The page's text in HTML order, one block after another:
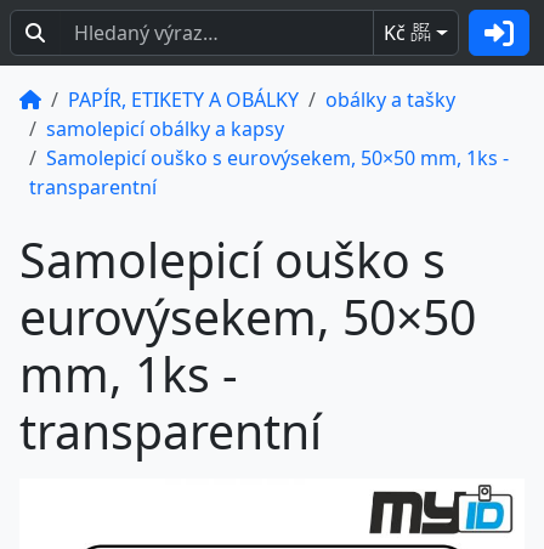
Kč BEZ
DPH
PAPÍR, ETIKETY A OBÁLKY
obálky a tašky
samolepicí obálky a kapsy
Samolepicí ouško s eurovýsekem, 50×50 mm, 1ks -
transparentní
Samolepicí ouško s
eurovýsekem, 50×50
mm, 1ks -
transparentní